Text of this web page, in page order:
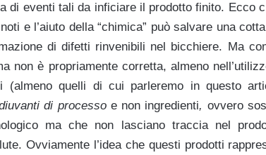
di eventi tali da inficiare il prodotto finito. Ecco
e l’aiuto della “chimica” può salvare una
di difetti rinvenibili nel bicchiere. Ma
non è propriamente corretta, almeno
(almeno quelli di cui parleremo in questo
di processoe non ingredienti, ovvero
ma che non lasciano traccia nel
Ovviamente l’idea che questi prodotti